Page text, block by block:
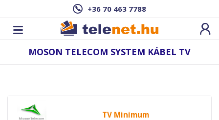
+36 70 463 7788
MOSON TELECOM SYSTEM KÁBEL TV
TV Minimum